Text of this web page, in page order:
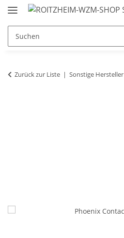
Zurück zur Liste Sonstige Hersteller